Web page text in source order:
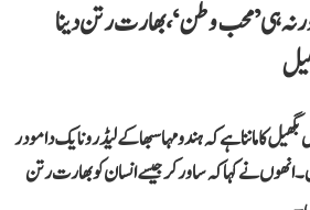
نہ ہی ’محب وطن‘، بھارت رتن دینا
کا ماننا ہے کہ ہندو مہاسبھا کے لیڈر ونایک دامودر
انھوں نے کہا کہ ساورکر جیسے انسان کو بھارت رتن